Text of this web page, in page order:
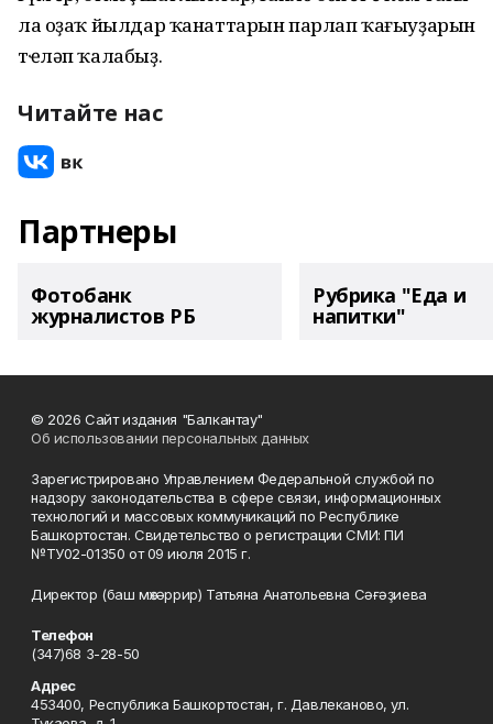
ла оҙаҡ йылдар ҡанаттарын парлап ҡағыуҙарын
тҽләп ҡалабыҙ.
Читайте нас
Партнеры
Фотобанк
журналистов РБ
Рубрика "Еда и
напитки"
© 2026 Сайт издания "Балкантау"
Об использовании персональных данных
Зарегистрировано Управлением Федеральной службой по
надзору законодательства в сфере связи, информационных
технологий и массовых коммуникаций по Республике
Башкортостан. Свидетельство о регистрации СМИ: ПИ
№ТУ02-01350 от 09 июля 2015 г.
Директор (баш мөхәррир) Татьяна Анатольевна Сәғәҙиева
Телефон
(347)68 3-28-50
Адрес
453400, Республика Башкортостан, г. Давлеканово, ул.